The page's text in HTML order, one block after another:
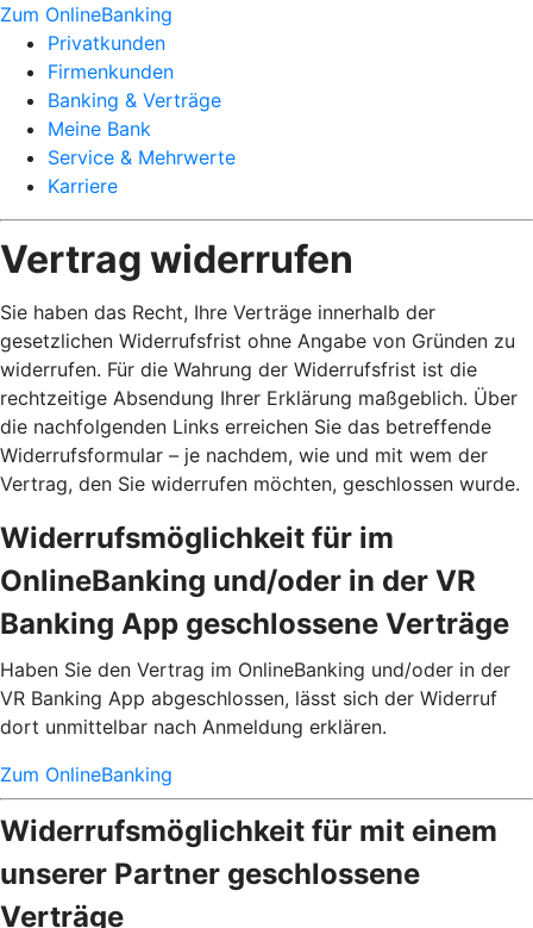
Zum OnlineBanking
Privatkunden
Firmenkunden
Banking & Verträge
Meine Bank
Service & Mehrwerte
Karriere
Vertrag widerrufen
Sie haben das Recht, Ihre Verträge innerhalb der
gesetzlichen Widerrufsfrist ohne Angabe von Gründen zu
widerrufen. Für die Wahrung der Widerrufsfrist ist die
rechtzeitige Absendung Ihrer Erklärung maßgeblich. Über
die nachfolgenden Links erreichen Sie das betreffende
Widerrufsformular – je nachdem, wie und mit wem der
Vertrag, den Sie widerrufen möchten, geschlossen wurde.
Widerrufsmöglichkeit für im
OnlineBanking und/oder in der VR
Banking App geschlossene Verträge
Haben Sie den Vertrag im OnlineBanking und/oder in der
VR Banking App abgeschlossen, lässt sich der Widerruf
dort unmittelbar nach Anmeldung erklären.
Zum OnlineBanking
Widerrufsmöglichkeit für mit einem
unserer Partner geschlossene
Verträge